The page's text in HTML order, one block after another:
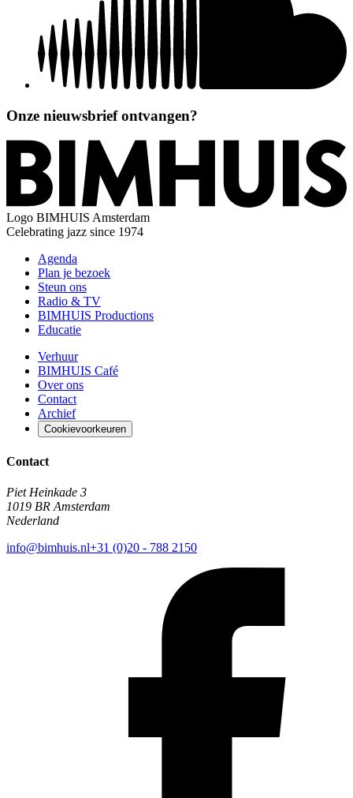
Onze nieuwsbrief ontvangen?
Logo BIMHUIS Amsterdam
Celebrating jazz since 1974
Agenda
Plan je bezoek
Steun ons
Radio & TV
BIMHUIS Productions
Educatie
Verhuur
BIMHUIS Café
Over ons
Contact
Archief
Cookievoorkeuren
Contact
Piet Heinkade 3
1019 BR Amsterdam
Nederland
info@bimhuis.nl+31 (0)20 - 788 2150